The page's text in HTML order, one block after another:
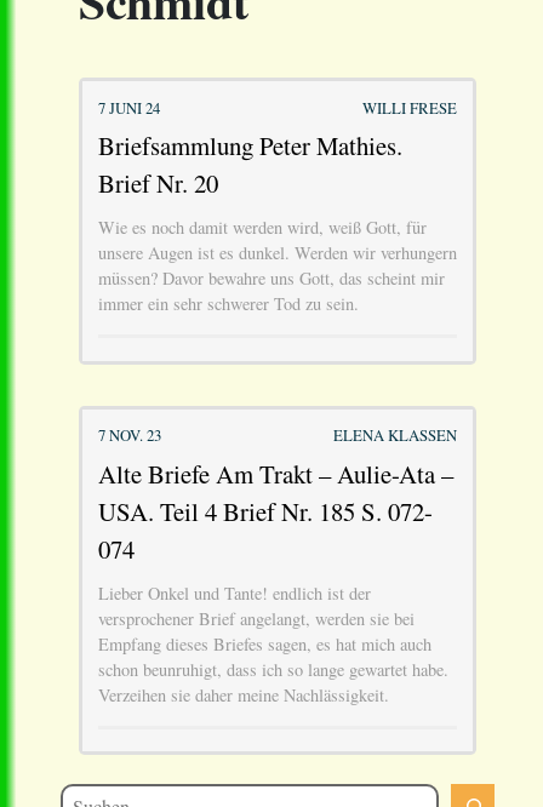
7 JUNI 24 WILLI FRESE
Briefsammlung Peter Mathies.
Brief Nr. 20
Wie es noch damit werden wird, weiß Gott, für
unsere Augen ist es dunkel. Werden wir verhungern
müssen? Davor bewahre uns Gott, das scheint mir
immer ein sehr schwerer Tod zu sein.
7 NOV. 23 ELENA KLASSEN
Alte Briefe Am Trakt – Aulie-Ata –
USA. Teil 4 Brief Nr. 185 S. 072-
074
Lieber Onkel und Tante! endlich ist der
versprochener Brief angelangt, werden sie bei
Empfang dieses Briefes sagen, es hat mich auch
schon beunruhigt, dass ich so lange gewartet habe.
Verzeihen sie daher meine Nachlässigkeit.